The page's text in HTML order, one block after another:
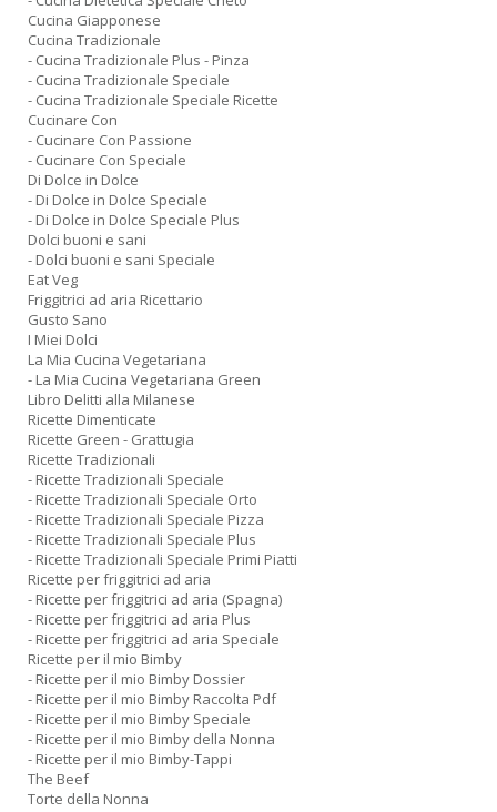
Cucina Giapponese
Cucina Tradizionale
- Cucina Tradizionale Plus - Pinza
- Cucina Tradizionale Speciale
- Cucina Tradizionale Speciale Ricette
Cucinare Con
- Cucinare Con Passione
- Cucinare Con Speciale
Di Dolce in Dolce
- Di Dolce in Dolce Speciale
- Di Dolce in Dolce Speciale Plus
Dolci buoni e sani
- Dolci buoni e sani Speciale
Eat Veg
Friggitrici ad aria Ricettario
Gusto Sano
I Miei Dolci
La Mia Cucina Vegetariana
- La Mia Cucina Vegetariana Green
Libro Delitti alla Milanese
Ricette Dimenticate
Ricette Green - Grattugia
Ricette Tradizionali
- Ricette Tradizionali Speciale
- Ricette Tradizionali Speciale Orto
- Ricette Tradizionali Speciale Pizza
- Ricette Tradizionali Speciale Plus
- Ricette Tradizionali Speciale Primi Piatti
Ricette per friggitrici ad aria
- Ricette per friggitrici ad aria (Spagna)
- Ricette per friggitrici ad aria Plus
- Ricette per friggitrici ad aria Speciale
Ricette per il mio Bimby
- Ricette per il mio Bimby Dossier
- Ricette per il mio Bimby Raccolta Pdf
- Ricette per il mio Bimby Speciale
- Ricette per il mio Bimby della Nonna
- Ricette per il mio Bimby-Tappi
The Beef
Torte della Nonna